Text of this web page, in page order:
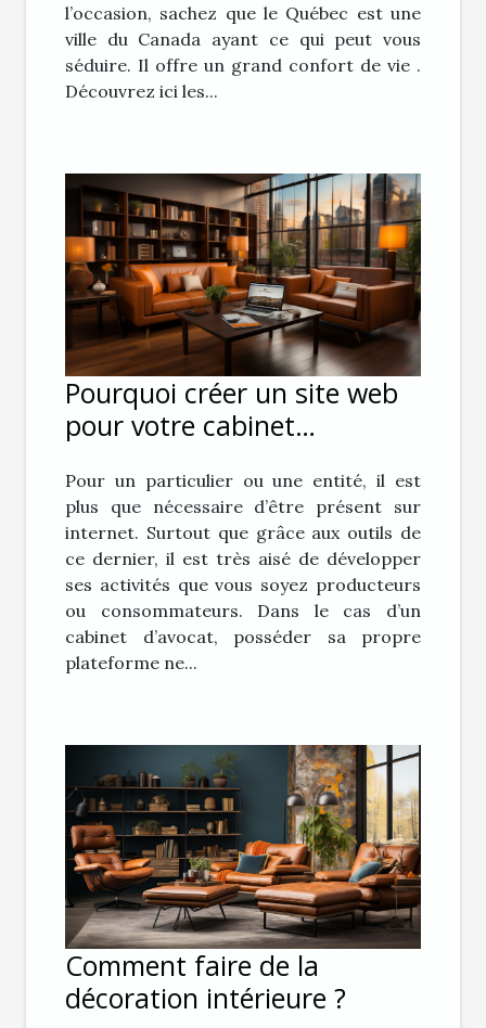
l’occasion, sachez que le Québec est une
ville du Canada ayant ce qui peut vous
séduire. Il offre un grand confort de vie .
Découvrez ici les...
Pourquoi créer un site web
pour votre cabinet
Pour un particulier ou une entité, il est
plus que nécessaire d’être présent sur
internet. Surtout que grâce aux outils de
ce dernier, il est très aisé de développer
ses activités que vous soyez producteurs
ou consommateurs. Dans le cas d’un
cabinet d’avocat, posséder sa propre
plateforme ne...
Comment faire de la
décoration intérieure ?